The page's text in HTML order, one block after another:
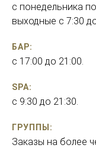
с понедельника
выходные с 7:30
БАР:
с 17:00 до 21:00.
SPA:
с 9:30 до 21:30.
ГРУППЫ:
Заказы на более